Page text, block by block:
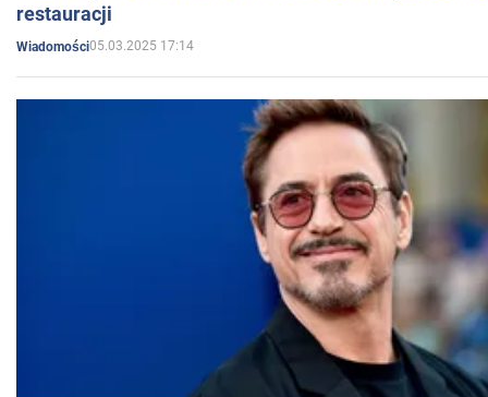
restauracji
Wiadomości05.03.2025 17:14